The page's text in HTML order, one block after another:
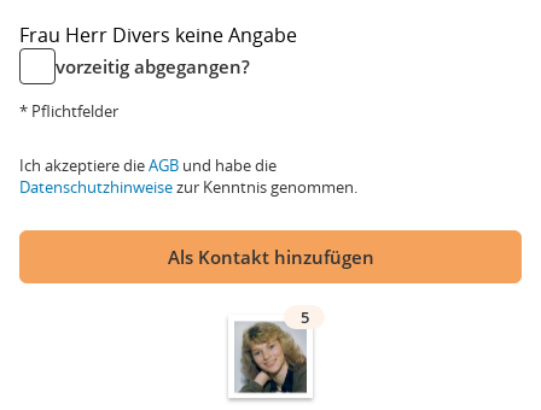
Frau Herr Divers keine Angabe
vorzeitig abgegangen?
* Pflichtfelder
Ich akzeptiere dieAGB und habe die
Datenschutzhinweisezur Kenntnis genommen.
Als Kontakt hinzufügen
5